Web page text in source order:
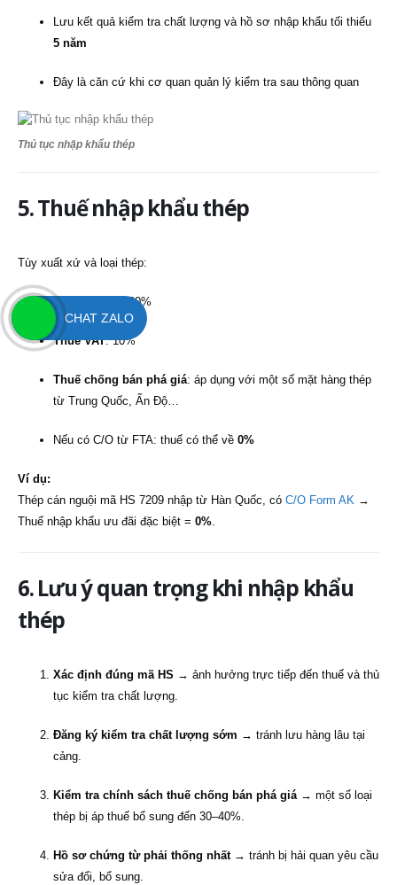
Lưu kết quả kiểm tra chất lượng và hồ sơ nhập khẩu tối thiểu
5 năm
Đây là căn cứ khi cơ quan quản lý kiểm tra sau thông quan
Thủ tục nhập khẩu thép
5. Thuế nhập khẩu thép
Tùy xuất xứ và loại thép:
Thuế MFN : 0–20%
Thuế VAT: 10%
Thuế chống bán phá giá: áp dụng với một số mặt hàng thép
từ Trung Quốc, Ấn Độ…
Nếu có C/O từ FTA: thuế có thể về 0%
Ví dụ:
Thép cán nguội mã HS 7209 nhập từ Hàn Quốc, có C/O Form AK →
Thuế nhập khẩu ưu đãi đặc biệt = 0%.
6. Lưu ý quan trọng khi nhập khẩu
thép
Xác định đúng mã HS → ảnh hưởng trực tiếp đến thuế và thủ
tục kiểm tra chất lượng.
Đăng ký kiểm tra chất lượng sớm → tránh lưu hàng lâu tại
cảng.
Kiểm tra chính sách thuế chống bán phá giá→ một số loại
thép bị áp thuế bổ sung đến 30–40%.
Hồ sơ chứng từ phải thống nhất→ tránh bị hải quan yêu cầu
sửa đổi, bổ sung.
CHAT ZALO